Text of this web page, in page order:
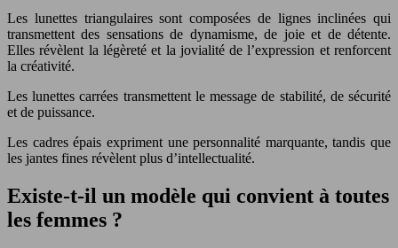
Les lunettes triangulaires sont composées de lignes inclinées qui
transmettent des sensations de dynamisme, de joie et de détente.
Elles révèlent la légèreté et la jovialité de l’expression et renforcent
la créativité.
Les lunettes carrées transmettent le message de stabilité, de sécurité
et de puissance.
Les cadres épais expriment une personnalité marquante, tandis que
les jantes fines révèlent plus d’intellectualité.
Existe-t-il un modèle qui convient à toutes
les femmes ?